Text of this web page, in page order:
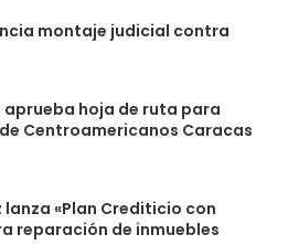
montaje judicial contra
hoja de ruta para
Centroamericanos Caracas
«Plan Crediticio con
reparación de inmuebles